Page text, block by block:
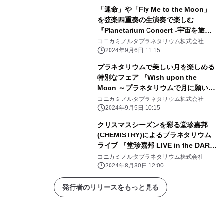
「運命」や「Fly Me to the Moon」
を弦楽四重奏の生演奏で楽しむ
『Planetarium Concert -宇宙を旅す
るクラシック-』
コニカミノルタプラネタリウム株式会社
2024年9月6日 11:15
プラネタリウムで美しい月を楽しめる
特別なフェア 『Wish upon the
Moon ～プラネタリウムで月に願いを
～』 9月10日(火)より開催！
コニカミノルタプラネタリウム株式会社
2024年9月5日 10:15
クリスマスシーズンを彩る堂珍嘉邦
(CHEMISTRY)によるプラネタリウム
ライブ 『堂珍嘉邦 LIVE in the DARK
tour 2024 -AMANOGAWA-』
コニカミノルタプラネタリウム株式会社
2024年8月30日 12:00
発行者のリリースをもっと見る